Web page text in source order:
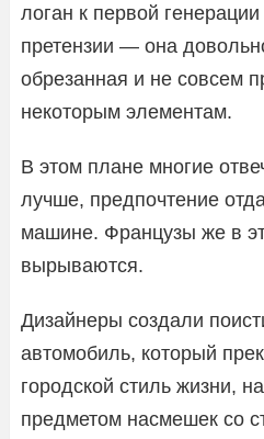
логан к первой
претензии — она
обрезанная и не совсем
некоторым элементам.
В этом плане многие
лучше, предпочтение
машине. Французы же в
вырываются.
Дизайнеры создали
автомобиль, который
городской стиль жизни,
предметом насмешек со